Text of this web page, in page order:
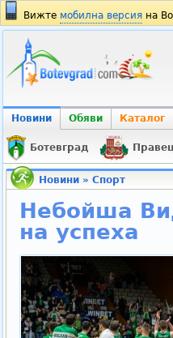
Вижте мобилна версия на
Новини Обяви Каталог
Ботевград
Новини» Спорт
Небойша
на успеха